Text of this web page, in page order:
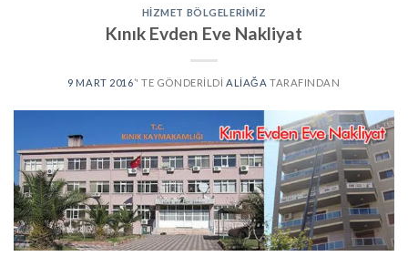
HIZMET BÖLGELERIMIZ
Kınık Evden Eve Nakliyat
9 MART 2016’' TE GÖNDERILDI ALIAĞA TARAFINDAN